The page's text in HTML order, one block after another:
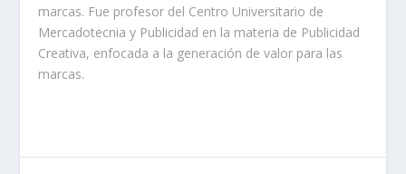
marcas. Fue profesor del Centro Universitario de
Mercadotecnia y Publicidad en la materia de Publicidad
Creativa, enfocada a la generación de valor para las
marcas.